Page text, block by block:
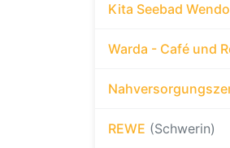
Kita Seebad
Warda - Café und
REWE (Schwerin)